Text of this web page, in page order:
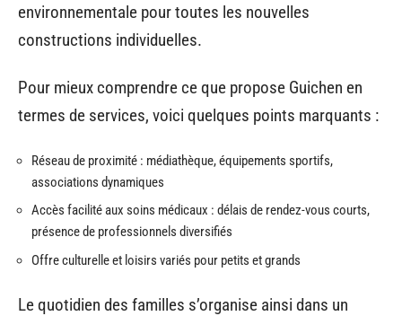
environnementale pour toutes les nouvelles
constructions individuelles.
Pour mieux comprendre ce que propose Guichen en
termes de services, voici quelques points marquants :
Réseau de proximité : médiathèque, équipements sportifs,
associations dynamiques
Accès facilité aux soins médicaux : délais de rendez-vous courts,
présence de professionnels diversifiés
Offre culturelle et loisirs variés pour petits et grands
Le quotidien des familles s’organise ainsi dans un